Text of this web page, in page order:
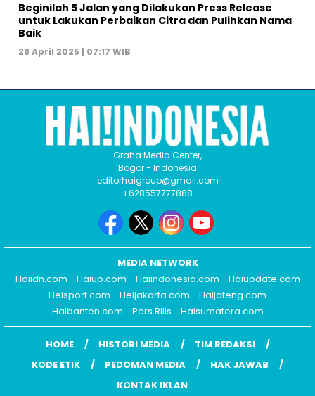
Beginilah 5 Jalan yang Dilakukan Press Release
untuk Lakukan Perbaikan Citra dan Pulihkan Nama
Baik
28 April 2025 | 07:17 WIB
Graha Media Center,
Bogor - Indonesia
editorhaigroup@gmail.com
+628557777888
MEDIA NETWORK
Haiidn.com
Haiup.com Haiindonesia.com
Haiupdate.com
Heisport.com
Heijakarta.com
Haijateng.com
Haibanten.com
Pers Rilis Haisumatera.com
HOME HISTORI MEDIA
TIM REDAKSI
KODE ETIK
PEDOMAN MEDIA
HAK JAWAB
KONTAK IKLAN